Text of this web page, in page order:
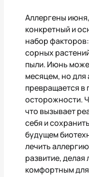
Аллергены
конкретный и
набор
сорных
пыли. Июнь
месяцем, но для
превращается
осторожности.
что вызывает
себя и
будущем
лечить
развитие, делая
комфортным